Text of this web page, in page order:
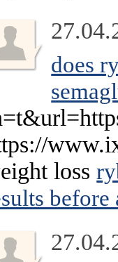
does
loss
before